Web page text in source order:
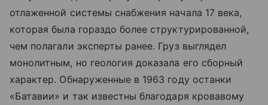
отлаженной системы снабжения начала 17 века,
которая была гораздо более структурированной,
чем полагали эксперты ранее. Груз выглядел
монолитным, но геология доказала его сборный
характер. Обнаруженные в 1963 году останки
«Батавии» и так известны благодаря кровавому